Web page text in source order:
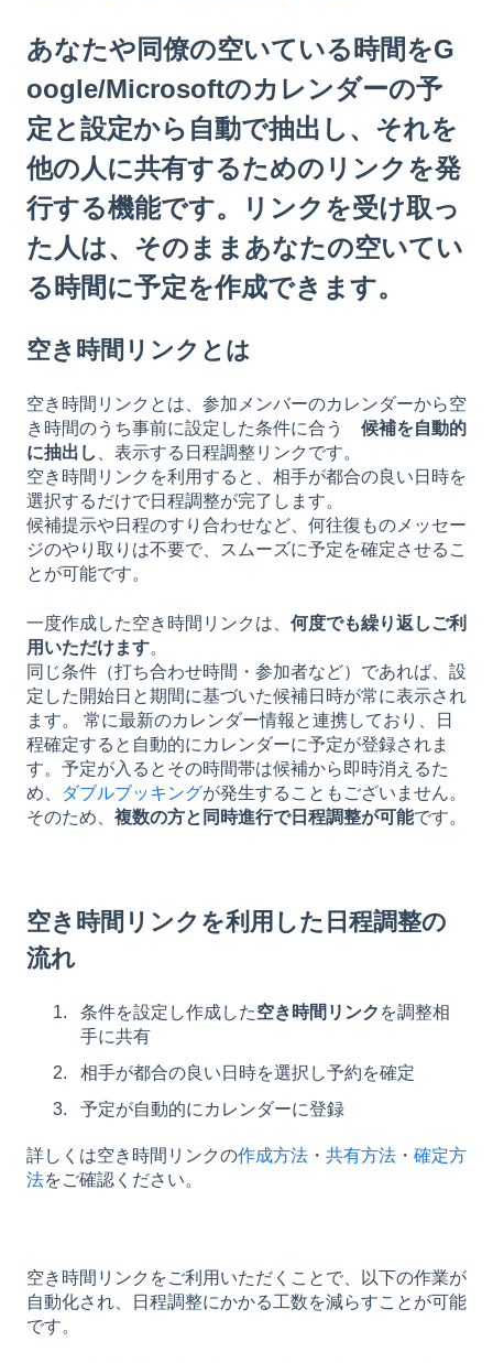
あなたや同僚の空いている時間をG
oogle/Microsoftのカレンダーの予
定と設定から自動で抽出し、それを
他の人に共有するためのリンクを発
行する機能です。リンクを受け取っ
た人は、そのままあなたの空いてい
る時間に予定を作成できます。
空き時間リンクとは
空き時間リンクとは、参加メンバーのカレンダーから空
き時間のうち事前に設定した条件に合う 候補を自動的
に抽出し 、表示する日程調整リンクです。
空き時間リンクを利用すると、相手が都合の良い日時を
選択するだけで日程調整が完了します。
候補提示や日程のすり合わせなど、何往復ものメッセー
ジのやり取りは不要で、スムーズに予定を確定させるこ
とが可能です。
一度作成した空き時間リンクは、 何度でも繰り返しご利
用いただけます。
同じ条件（打ち合わせ時間・参加者など）であれば、設
定した開始日と期間に基づいた候補日時が常に表示され
ます。 常に最新のカレンダー情報と連携しており、日
程確定すると自動的にカレンダーに予定が登録されま
す。予定が入るとその時間帯は候補から即時消えるた
め、
ダブルブッキングが発生することもございません。
そのため、 複数の方と同時進行で日程調整が可能です。
空き時間リンクを利用した日程調整の
流れ
条件を設定し作成した空き時間リンク を調整相
手に共有
相手が都合の良い日時を選択し予約を確定
予定が自動的にカレンダーに登録
詳しくは空き時間リンクの作成方法 ・ 共有方法 ・ 確定方
法をご確認ください。
空き時間リンクをご利用いただくことで、以下の作業が
自動化され、日程調整にかかる工数を減らすことが可能
です。